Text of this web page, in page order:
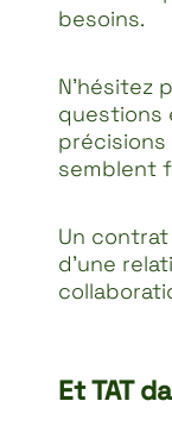
besoins.
N’hésitez
questions
semblent
Un contrat
d’une
Et TAT